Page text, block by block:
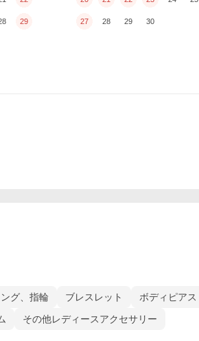
29 27 28 29 30
ング、指輪 ブレスレット ボディピアス
その他レディースアクセサリー